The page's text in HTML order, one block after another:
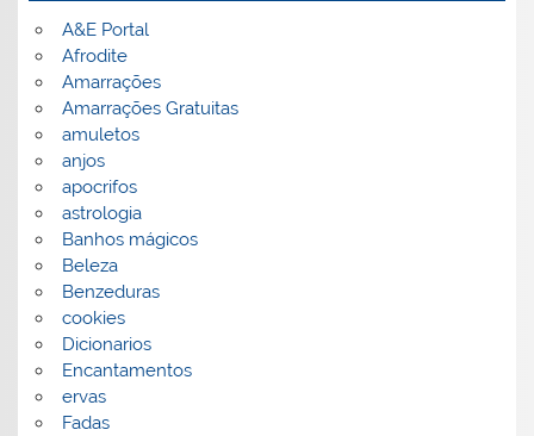
A&E Portal
Afrodite
Amarrações
Amarrações Gratuitas
amuletos
anjos
apocrifos
astrologia
Banhos mágicos
Beleza
Benzeduras
cookies
Dicionarios
Encantamentos
ervas
Fadas